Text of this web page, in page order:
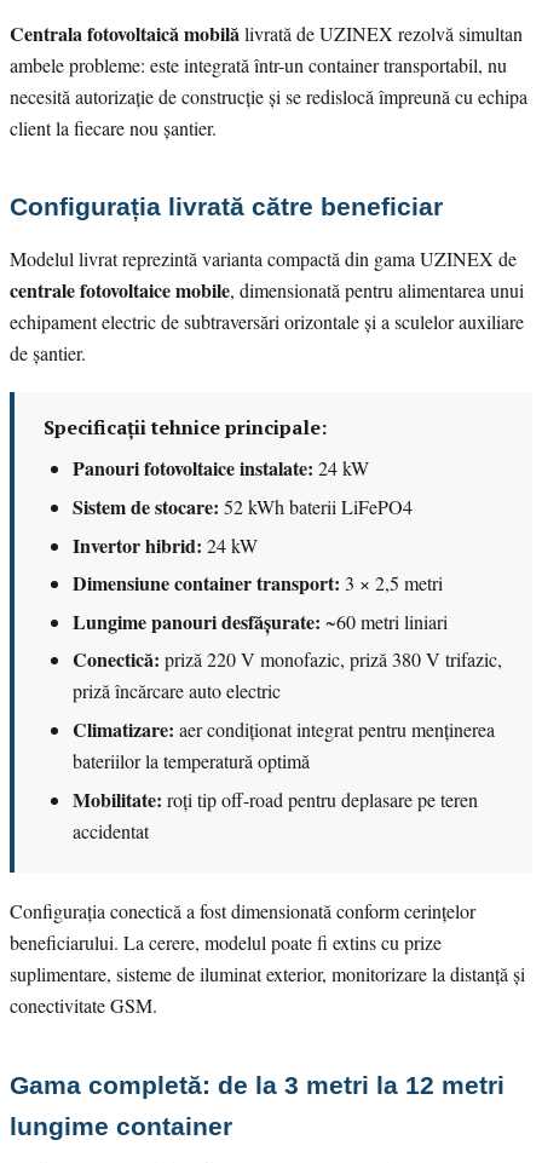
Centrala fotovoltaică mobilălivrată de UZINEX rezolvă simultan
ambele probleme: este integrată într-un container transportabil, nu
necesită autorizație de construcție și se redislocă împreună cu echipa
client la fiecare nou șantier.
Configurația livrată către beneficiar
Modelul livrat reprezintă varianta compactă din gama UZINEX de
centrale fotovoltaice mobile, dimensionată pentru alimentarea unui
echipament electric de subtraversări orizontale și a sculelor auxiliare
de șantier.
Specificații tehnice principale:
Panouri fotovoltaice instalate: 24 kW
Sistem de stocare: 52 kWh baterii LiFePO4
Invertor hibrid: 24 kW
Dimensiune container transport: 3 × 2,5 metri
Lungime panouri desfășurate: ~60 metri liniari
Conectică: priză 220 V monofazic, priză 380 V trifazic,
priză încărcare auto electric
Climatizare: aer condiționat integrat pentru menținerea
bateriilor la temperatură optimă
Mobilitate: roți tip off-road pentru deplasare pe teren
accidentat
Configurația conectică a fost dimensionată conform cerințelor
beneficiarului. La cerere, modelul poate fi extins cu prize
suplimentare, sisteme de iluminat exterior, monitorizare la distanță și
conectivitate GSM.
Gama completă: de la 3 metri la 12 metri
lungime container